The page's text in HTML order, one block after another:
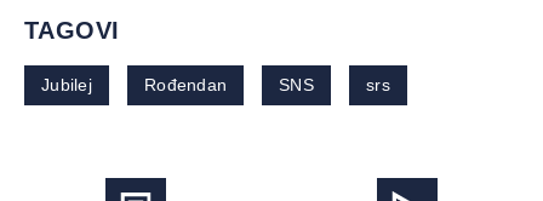
TAGOVI
Jubilej Rođendan SNS srs